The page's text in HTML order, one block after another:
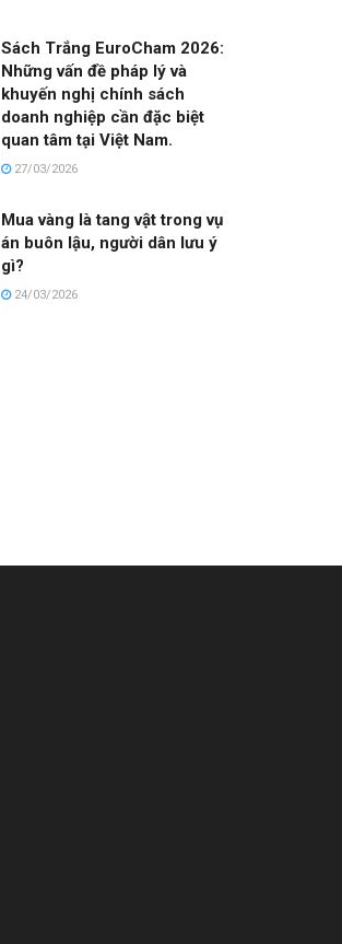
Sách Trắng EuroCham 2026:
Những vấn đề pháp lý và
khuyến nghị chính sách
doanh nghiệp cần đặc biệt
quan tâm tại Việt Nam.
27/03/2026
Mua vàng là tang vật trong vụ
án buôn lậu, người dân lưu ý
gì?
24/03/2026